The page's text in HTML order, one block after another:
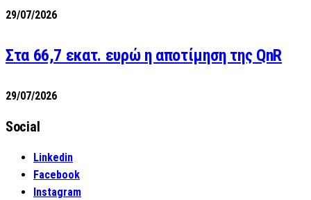
29/07/2026
Στα 66,7 εκατ. ευρώ η αποτίμηση της QnR
29/07/2026
Social
Linkedin
Facebook
Instagram